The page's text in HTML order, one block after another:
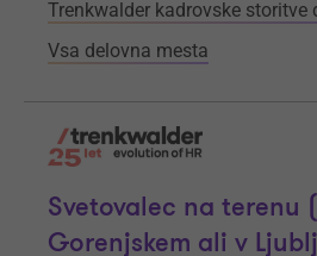
Trenkwalder kadrovske storitve
Vsa delovna mesta
Svetovalec na terenu
Gorenjskem ali v